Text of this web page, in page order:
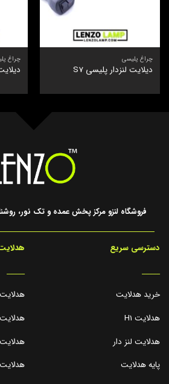
چراغ پلیسی
دیلایت لنزدار پلیسی S7
چراغ
دیلایت
فروشگاه لنزو مرکز پخش عمده و تک نور،
دسترسی سریع
_____
خرید هدلایت
هدلایت H1
هدلایت لنز دار
پایه هدلایت
_____
هدلایت
هدلایت